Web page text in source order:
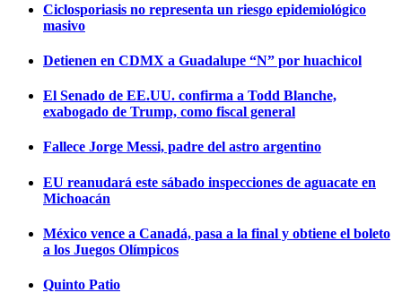
Ciclosporiasis no representa un riesgo epidemiológico
masivo
Detienen en CDMX a Guadalupe “N” por huachicol
El Senado de EE.UU. confirma a Todd Blanche,
exabogado de Trump, como fiscal general
Fallece Jorge Messi, padre del astro argentino
EU reanudará este sábado inspecciones de aguacate en
Michoacán
México vence a Canadá, pasa a la final y obtiene el boleto
a los Juegos Olímpicos
Quinto Patio